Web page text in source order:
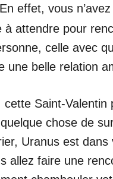
En effet, vous
à attendre pour
celle avec
une belle relation
cette Saint-Valentin
chose de
Uranus est dans
allez faire une